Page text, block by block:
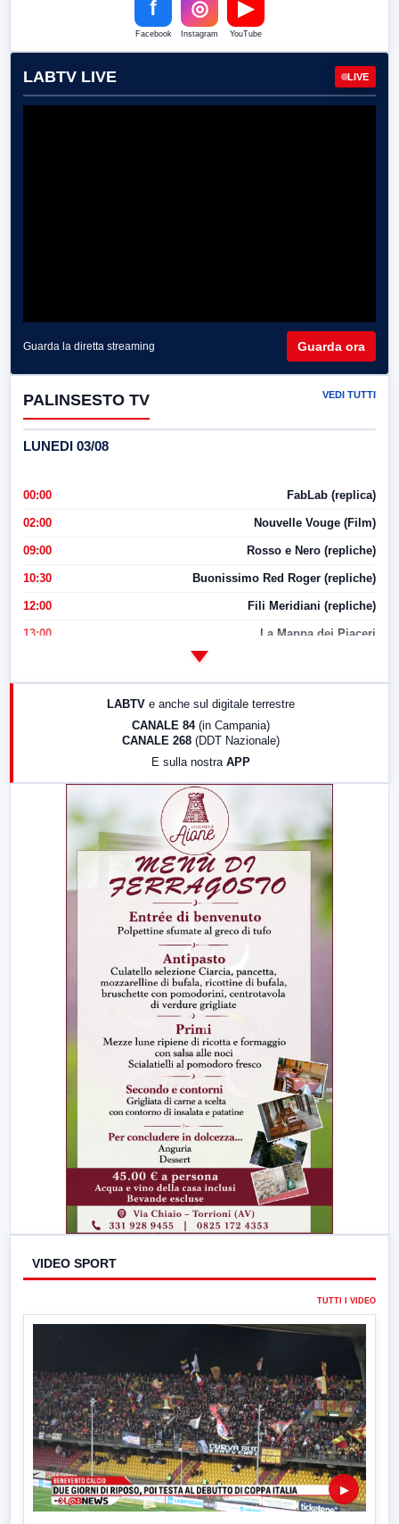
f
Facebook
◎
Instagram
▶
YouTube
LABTV LIVE LIVE
Guarda la diretta streaming Guarda ora
PALINSESTO TV VEDI TUTTI
LUNEDI 03/08
00:00 FabLab (replica)
02:00 Nouvelle Vouge (Film)
09:00 Rosso e Nero (repliche)
10:30 Buonissimo Red Roger (repliche)
12:00 Fili Meridiani (repliche)
13:00 La Mappa dei Piaceri
LABTV e anche sul digitale terrestre
CANALE 84 (in Campania)
CANALE 268 (DDT Nazionale)
E sulla nostra APP
VIDEO SPORT
TUTTI I VIDEO
▶